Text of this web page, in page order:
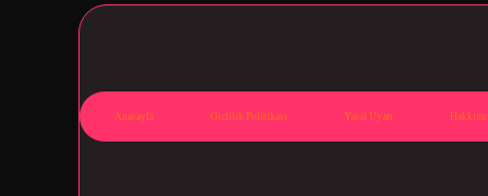
Anasayfa Gizlilik Politikası Yasal Uyarı